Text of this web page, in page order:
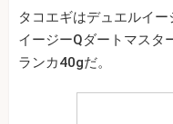
タコエギはデュエルイ
イージーQダートマスタ
ランカ40gだ。